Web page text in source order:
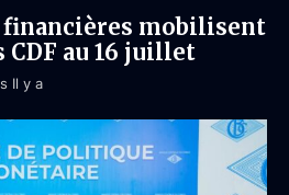
financières mobilisent
CDF au 16 juillet
Il y a